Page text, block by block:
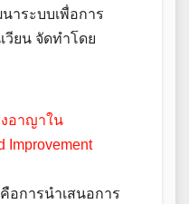
าระบบเพื่อการ
วียน จัดทำโดย
อาญาใน
Improvement
อการนำเสนอการ